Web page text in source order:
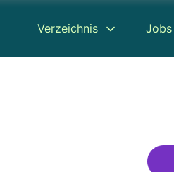
Verzeichnis Jobs